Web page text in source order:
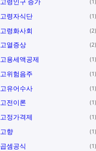
1
고령자식단 1
고령화사회 2
고열증상 2
고용세액공제 1
고위험음주 1
고유어수사 1
고전이론 1
고정가격제 1
고향 1
곱셈공식 1